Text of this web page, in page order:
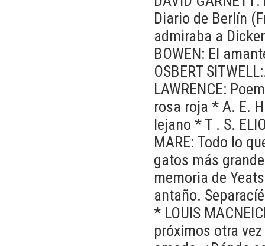
Diario de Berlín
admiraba a
BOWEN: El
OSBERT
LAWRENCE:
rosa roja * A. E.
lejano * T . S.
MARE: Todo lo
gatos más
memoria de
antaño.
* LOUIS
próximos otra